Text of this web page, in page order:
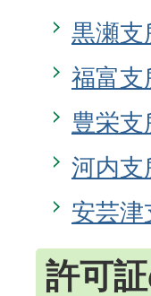
黒瀬支
福富支
豊栄支
河内支
安芸津
許可